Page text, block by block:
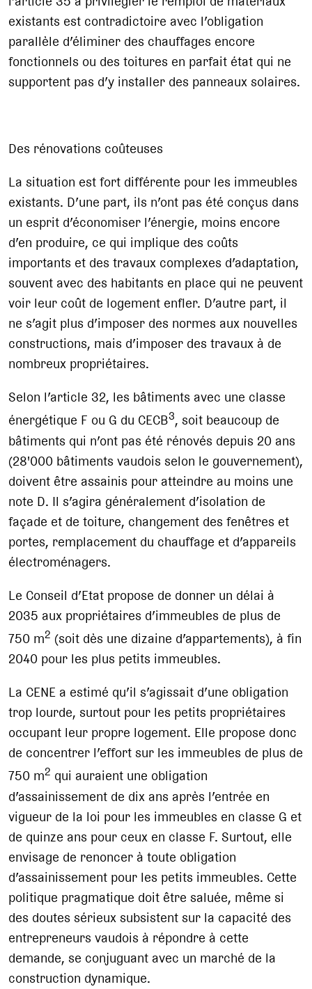
existants est contradictoire avec l’obligation
parallèle d’éliminer des chauffages encore
fonctionnels ou des toitures en parfait état qui ne
supportent pas d’y installer des panneaux solaires.
Des rénovations coûteuses
La situation est fort différente pour les immeubles
existants. D’une part, ils n’ont pas été conçus dans
un esprit d’économiser l’énergie, moins encore
d’en produire, ce qui implique des coûts
importants et des travaux complexes d’adaptation,
souvent avec des habitants en place qui ne peuvent
voir leur coût de logement enfler. D’autre part, il
ne s’agit plus d’imposer des normes aux nouvelles
constructions, mais d’imposer des travaux à de
nombreux propriétaires.
Selon l’article 32, les bâtiments avec une classe
énergétique F ou G du CECB3, soit beaucoup de
bâtiments qui n’ont pas été rénovés depuis 20 ans
(28'000 bâtiments vaudois selon le gouvernement),
doivent être assainis pour atteindre au moins une
note D. Il s’agira généralement d’isolation de
façade et de toiture, changement des fenêtres et
portes, remplacement du chauffage et d’appareils
électroménagers.
Le Conseil d’Etat propose de donner un délai à
2035 aux propriétaires d’immeubles de plus de
750 m2 (soit dès une dizaine d’appartements), à fin
2040 pour les plus petits immeubles.
La CENE a estimé qu’il s’agissait d’une obligation
trop lourde, surtout pour les petits propriétaires
occupant leur propre logement. Elle propose donc
de concentrer l’effort sur les immeubles de plus de
750 m2 qui auraient une obligation
d’assainissement de dix ans après l’entrée en
vigueur de la loi pour les immeubles en classe G et
de quinze ans pour ceux en classe F. Surtout, elle
envisage de renoncer à toute obligation
d’assainissement pour les petits immeubles. Cette
politique pragmatique doit être saluée, même si
des doutes sérieux subsistent sur la capacité des
entrepreneurs vaudois à répondre à cette
demande, se conjuguant avec un marché de la
construction dynamique.